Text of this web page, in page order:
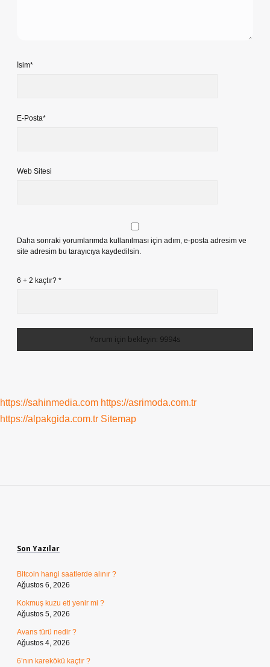
İsim*
E-Posta*
Web Sitesi
Daha sonraki yorumlarımda kullanılması için adım, e-posta adresim ve
site adresim bu tarayıcıya kaydedilsin.
6 + 2 kaçtır? *
https://sahinmedia.com https://asrimoda.com.tr
https://alpakgida.com.tr Sitemap
Son Yazılar
Bitcoin hangi saatlerde alınır ?
Ağustos 6, 2026
Kokmuş kuzu eti yenir mi ?
Ağustos 5, 2026
Avans türü nedir ?
Ağustos 4, 2026
6’nın karekökü kaçtır ?